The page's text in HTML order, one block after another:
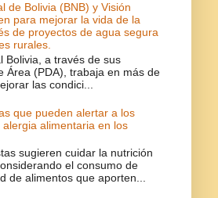
de Bolivia (BNB) y Visión
para mejorar la vida de la
de proyectos de agua segura
rurales.
Bolivia, a través de sus
Área (PDA), trabaja en más de
las condici...
que pueden alertar a los
alimentaria en los
sugieren cuidar la nutrición
el consumo de
de alimentos que aporten...